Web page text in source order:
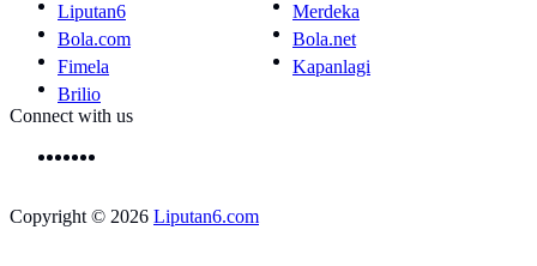
Liputan6
Merdeka
Bola.com
Bola.net
Fimela
Kapanlagi
Brilio
Connect with us
Copyright © 2026 Liputan6.com